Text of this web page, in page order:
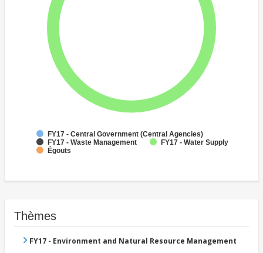
FY17 - Central Government (Central Agencies)
FY17 - Waste Management
FY17 - Water Supply
Égouts
Thèmes
FY17 - Environment and Natural Resource Management